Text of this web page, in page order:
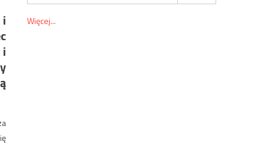
i
i
Więcej...